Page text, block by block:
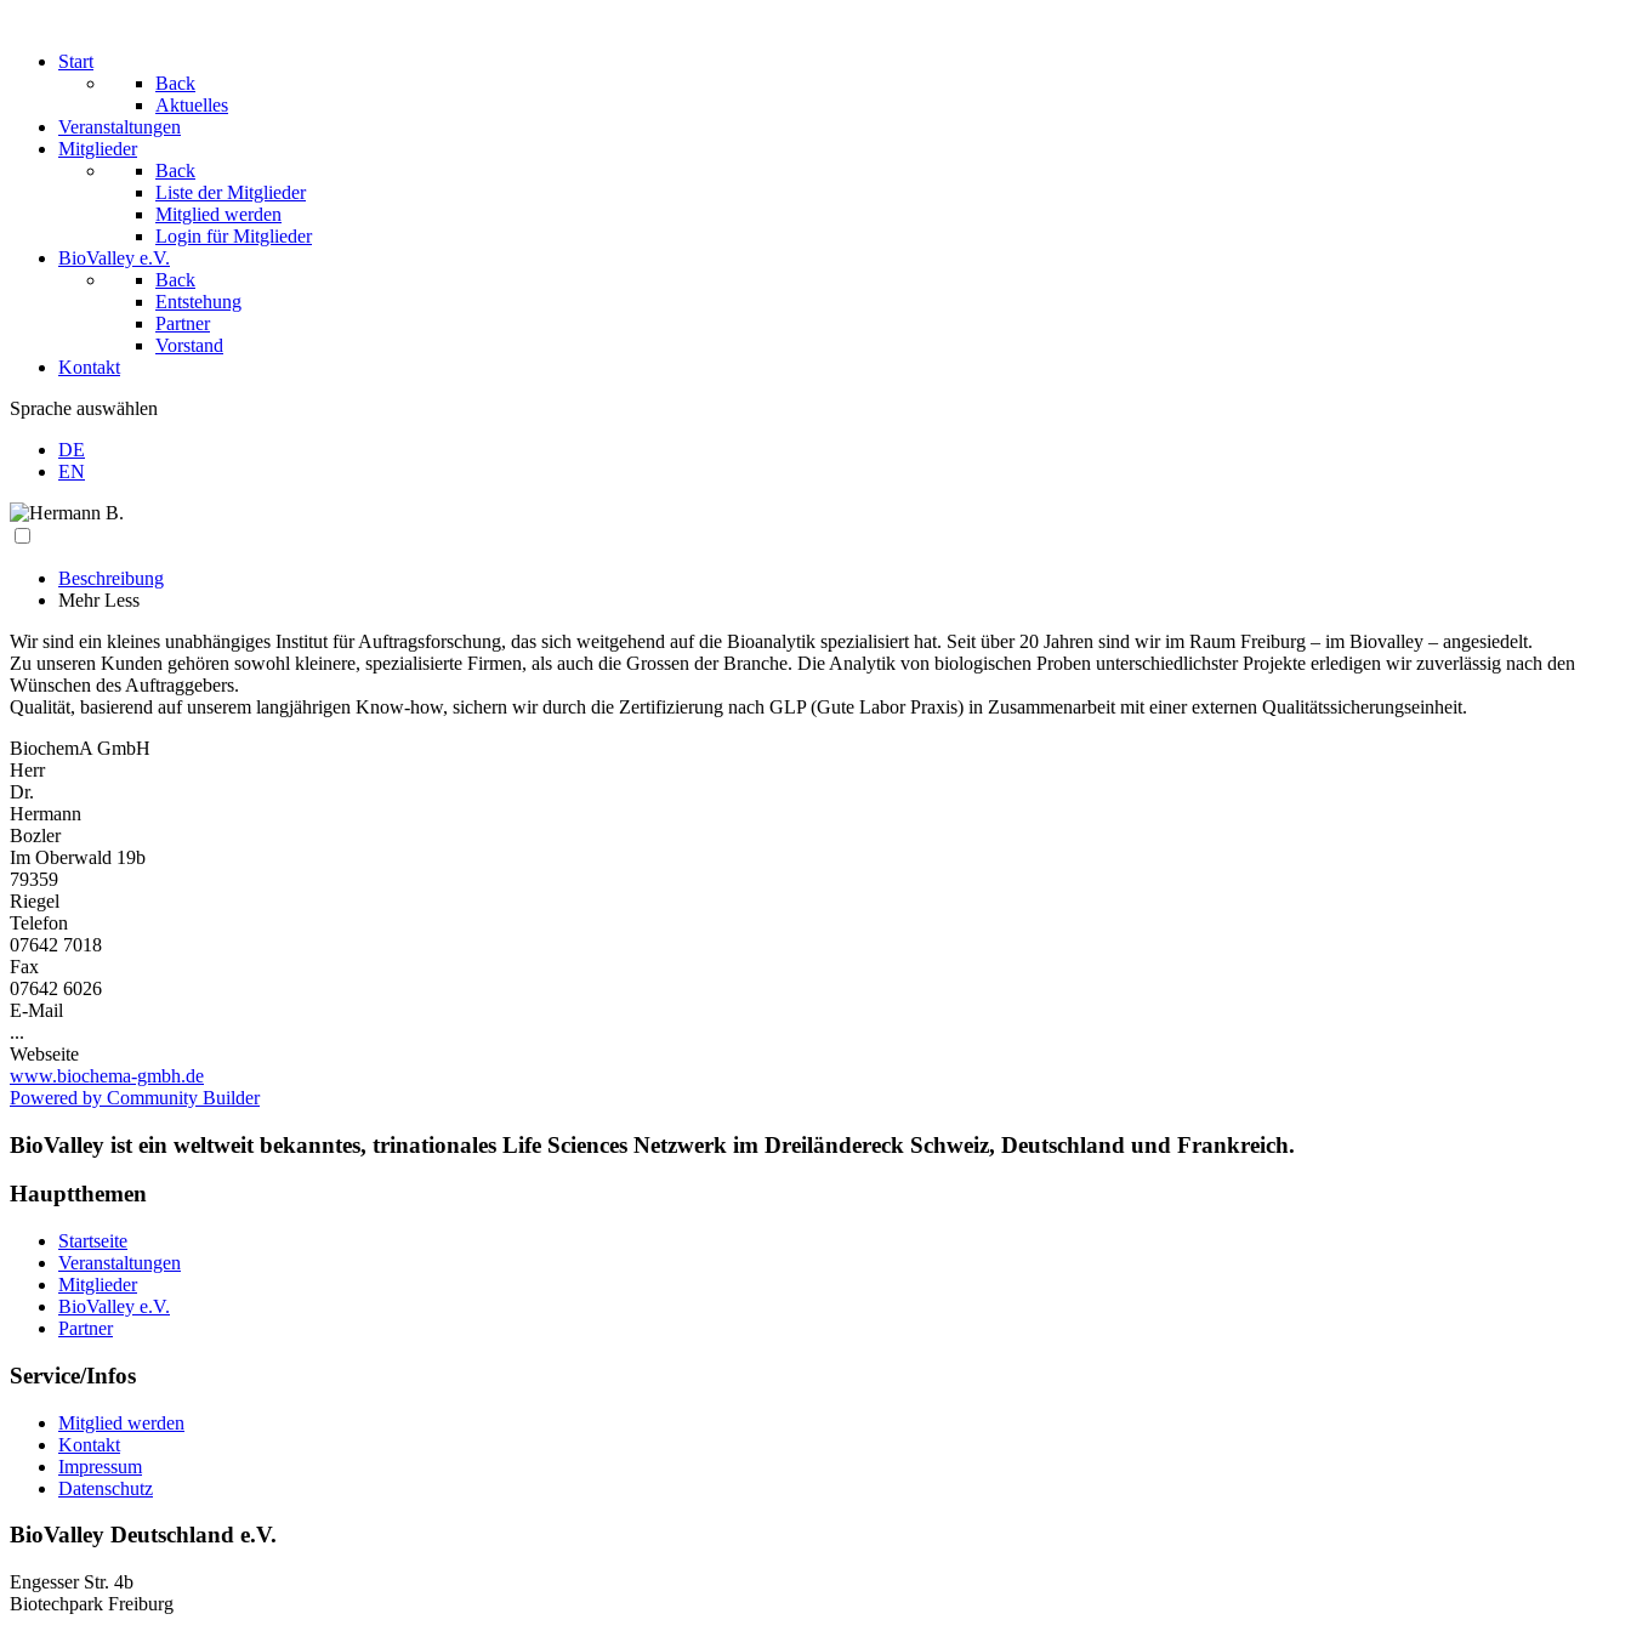
Start
Back
Aktuelles
Veranstaltungen
Mitglieder
Back
Liste der Mitglieder
Mitglied werden
Login für Mitglieder
BioValley e.V.
Back
Entstehung
Partner
Vorstand
Kontakt
Sprache auswählen
DE
EN
Beschreibung
Mehr Less
Wir sind ein kleines unabhängiges Institut für Auftragsforschung, das sich weitgehend auf die Bioanalytik spezialisiert hat. Seit über 20 Jahren sind wir im Raum Freiburg – im Biovalley – angesiedelt.
Zu unseren Kunden gehören sowohl kleinere, spezialisierte Firmen, als auch die Grossen der Branche. Die Analytik von biologischen Proben unterschiedlichster Projekte erledigen wir zuverlässig nach den
Wünschen des Auftraggebers.
Qualität, basierend auf unserem langjährigen Know-how, sichern wir durch die Zertifizierung nach GLP (Gute Labor Praxis) in Zusammenarbeit mit einer externen Qualitätssicherungseinheit.
BiochemA GmbH
Herr
Dr.
Hermann
Bozler
Im Oberwald 19b
79359
Riegel
Telefon
07642 7018
Fax
07642 6026
E-Mail
...
Webseite
www.biochema-gmbh.de
Powered by Community Builder
BioValley ist ein weltweit bekanntes, trinationales Life Sciences Netzwerk im Dreiländereck Schweiz, Deutschland und Frankreich.
Hauptthemen
Startseite
Veranstaltungen
Mitglieder
BioValley e.V.
Partner
Service/Infos
Mitglied werden
Kontakt
Impressum
Datenschutz
BioValley Deutschland e.V.
Engesser Str. 4b
Biotechpark Freiburg